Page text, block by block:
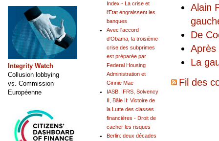
Alain
De
Après
La
Fil des
Index - La crise et
l'Etat engraissent les
banques
Avec l'accord
d'Obama, la troisième
crise des subprimes
est préparée par
Federal Housing
Administration et
Ginnie Mae
IASB, IFRS, Solvency
II, Bâle II: Victoire de
la Lutte des classes
financières - Droit de
cacher les risques
Berlin: deux décades
Integrity Watch
Collusion lobbying
vs. Commission
Européenne